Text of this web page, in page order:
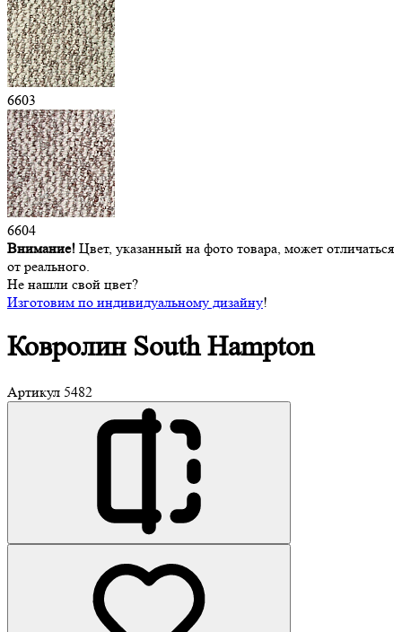
6603
6604
Внимание! Цвет, указанный на фото товара, может отличаться
от реального.
Не нашли свой цвет?
Изготовим по индивидуальному дизайну!
Ковролин South Hampton
Артикул 5482